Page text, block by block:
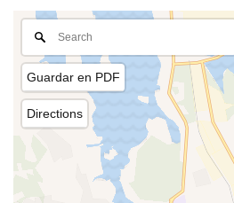
Guardar en PDF
Directions